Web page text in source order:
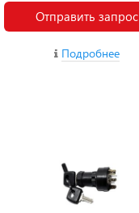
Отправить запрос
Подробнее